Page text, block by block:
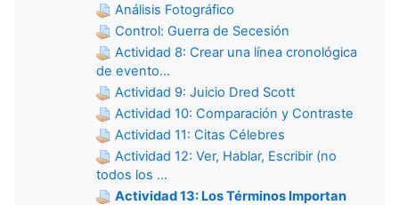
Análisis Fotográfico
Control: Guerra de Secesión
Actividad 8: Crear una línea cronológica
de evento...
Actividad 9: Juicio Dred Scott
Actividad 10: Comparación y Contraste
Actividad 11: Citas Célebres
Actividad 12: Ver, Hablar, Escribir (no
todos los ...
Actividad 13: Los Términos Importan